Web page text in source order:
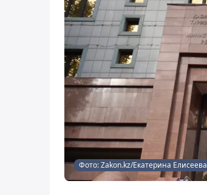
Фото: Zakon.kz/Екатерина Елисеева